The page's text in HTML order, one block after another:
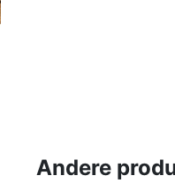
Andere